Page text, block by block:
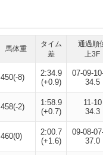
馬体重
タイム
差
通過順
上3F
450(-8)
2:34.9
(+0.9)
07-09-
34.5
458(-2)
1:58.9
(+0.7)
11-10
34.3
460(0)
2:00.7
(+1.6)
09-08-
37.0